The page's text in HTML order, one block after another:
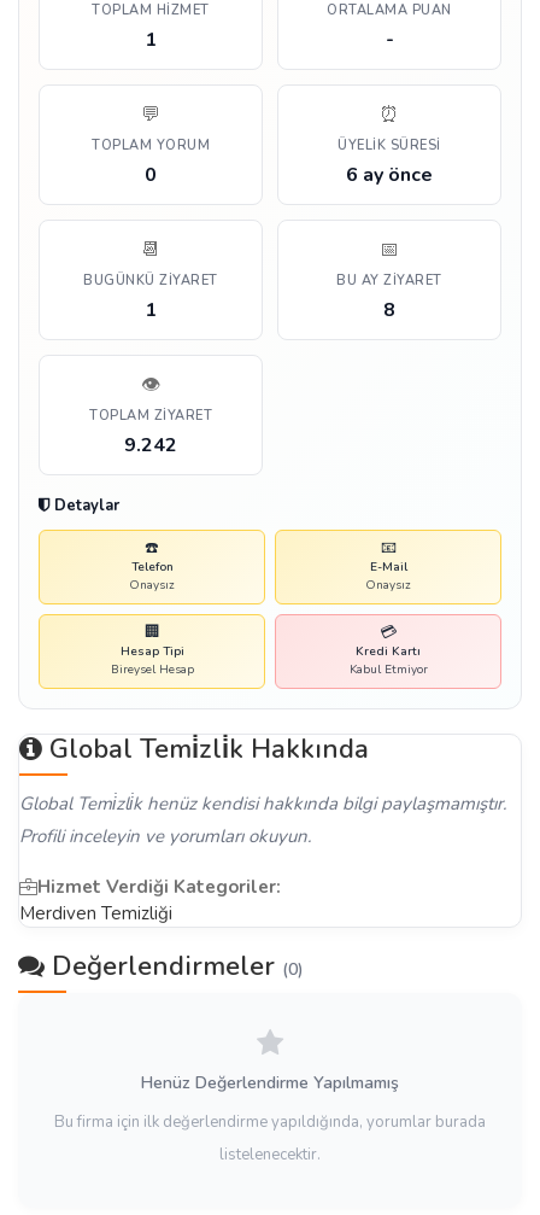
TOPLAM HIZMET
1
ORTALAMA PUAN
-
💬
TOPLAM YORUM
0
⏰
ÜYELIK SÜRESI
6 ay önce
📆
BUGÜNKÜ ZIYARET
1
📅
BU AY ZIYARET
8
👁️
TOPLAM ZIYARET
9.242
Detaylar
☎️
Telefon
Onaysız
📧
E-Mail
Onaysız
🏢
Hesap Tipi
Bireysel Hesap
💳
Kredi Kartı
Kabul Etmiyor
Global Temi̇zli̇k Hakkında
Global Temi̇zli̇k henüz kendisi hakkında bilgi paylaşmamıştır.
Profili inceleyin ve yorumları okuyun.
Hizmet Verdiği Kategoriler:
Merdiven Temizliği
Değerlendirmeler (0)
Henüz Değerlendirme Yapılmamış
Bu firma için ilk değerlendirme yapıldığında, yorumlar burada
listelenecektir.